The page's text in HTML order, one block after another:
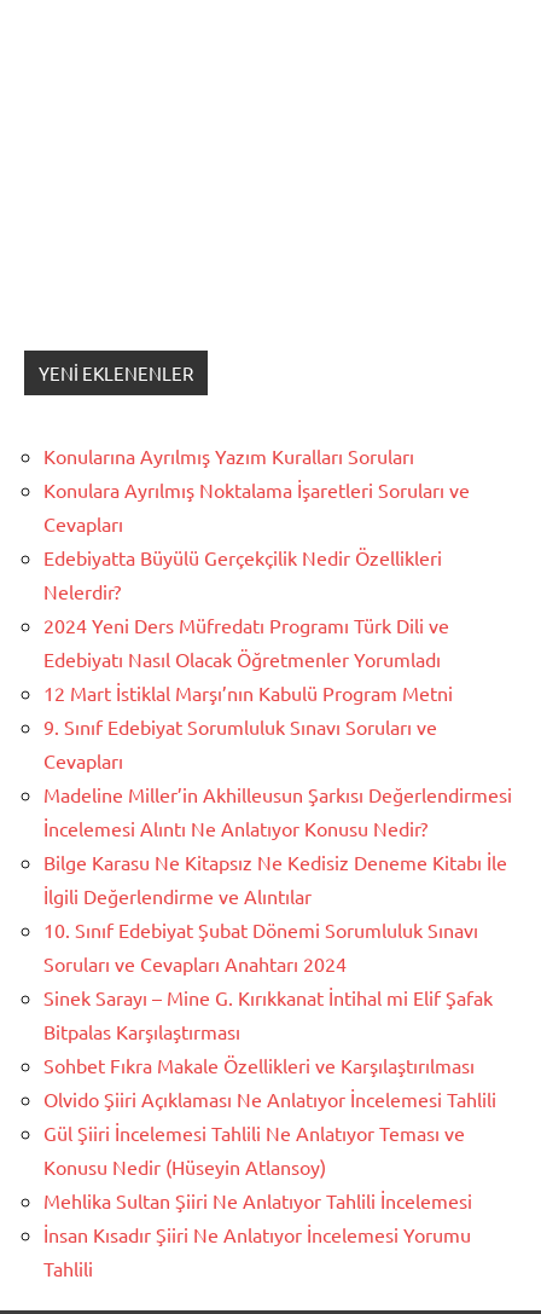
YENI EKLENENLER
Konularına Ayrılmış Yazım Kuralları Soruları
Konulara Ayrılmış Noktalama İşaretleri Soruları ve
Cevapları
Edebiyatta Büyülü Gerçekçilik Nedir Özellikleri
Nelerdir?
2024 Yeni Ders Müfredatı Programı Türk Dili ve
Edebiyatı Nasıl Olacak Öğretmenler Yorumladı
12 Mart İstiklal Marşı’nın Kabulü Program Metni
9. Sınıf Edebiyat Sorumluluk Sınavı Soruları ve
Cevapları
Madeline Miller’in Akhilleusun Şarkısı Değerlendirmesi
İncelemesi Alıntı Ne Anlatıyor Konusu Nedir?
Bilge Karasu Ne Kitapsız Ne Kedisiz Deneme Kitabı İle
İlgili Değerlendirme ve Alıntılar
10. Sınıf Edebiyat Şubat Dönemi Sorumluluk Sınavı
Soruları ve Cevapları Anahtarı 2024
Sinek Sarayı – Mine G. Kırıkkanat İntihal mi Elif Şafak
Bitpalas Karşılaştırması
Sohbet Fıkra Makale Özellikleri ve Karşılaştırılması
Olvido Şiiri Açıklaması Ne Anlatıyor İncelemesi Tahlili
Gül Şiiri İncelemesi Tahlili Ne Anlatıyor Teması ve
Konusu Nedir (Hüseyin Atlansoy)
Mehlika Sultan Şiiri Ne Anlatıyor Tahlili İncelemesi
İnsan Kısadır Şiiri Ne Anlatıyor İncelemesi Yorumu
Tahlili